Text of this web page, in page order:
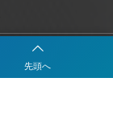
先頭へ